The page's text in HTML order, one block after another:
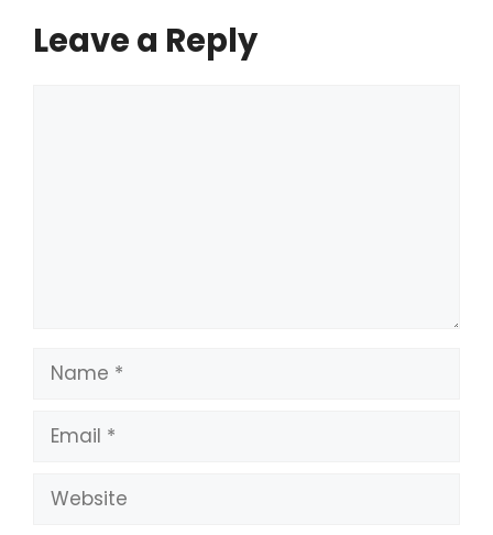
Leave a Reply
Name
Email
Website